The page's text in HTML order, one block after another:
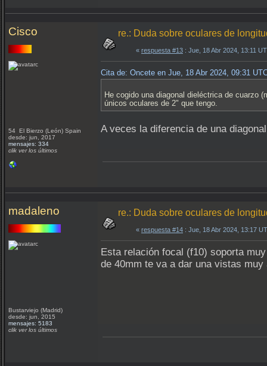
Cisco
54 El Bierzo (León) Spain
desde: jun, 2017
mensajes: 334
clik ver los últimos
re.: Duda sobre oculares de
« respuesta #13 : Jue, 18 Abr 2024, 13:11
Cita de: Oncete en Jue, 18 Abr 2024, 09:31
He cogido una diagonal dieléctrica de cuarzo
únicos oculares de 2" que tengo.
A veces la diferencia de una
madaleno
Bustarviejo (Madrid)
desde: jun, 2015
mensajes: 5183
clik ver los últimos
re.: Duda sobre oculares de
« respuesta #14 : Jue, 18 Abr 2024, 13:17
Esta relación focal (f10) soporta
de 40mm te va a dar una vistas